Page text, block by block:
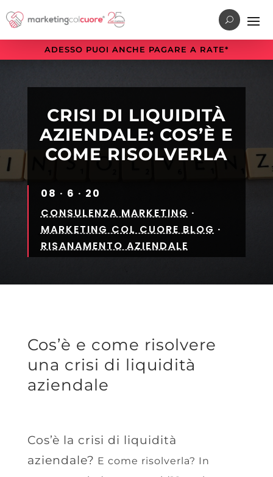
al
menu
di
principale
al
contenuto
principale
alla
sezione
a
ADESSO PUOI ANCHE PAGARE A RATE*
CRISI DI LIQUIDITÀ
AZIENDALE: COS’È E
COME RISOLVERLA
08 · 6 · 20
CONSULENZA MARKETING ·
MARKETING COL CUORE BLOG ·
RISANAMENTO AZIENDALE
Cos’è e come risolvere
una crisi di liquidità
aziendale
Cos’è la crisi di liquidità
aziendale? E come risolverla? In